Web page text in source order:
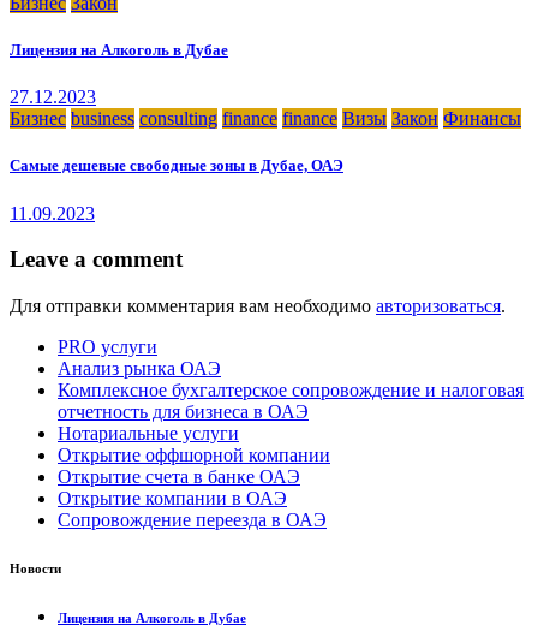
Лицензия на Алкоголь в Дубае
27.12.2023
Бизнес business consulting finance finance Визы Закон Финансы
Самые дешевые свободные зоны в Дубае, ОАЭ
11.09.2023
Leave a comment
Для отправки комментария вам необходимо авторизоваться.
PRO услуги
Анализ рынка ОАЭ
Комплексное бухгалтерское сопровождение и налоговая
отчетность для бизнеса в ОАЭ
Нотариальные услуги
Открытие оффшорной компании
Открытие счета в банке ОАЭ
Открытие компании в ОАЭ
Сопровождение переезда в ОАЭ
Новости
Лицензия на Алкоголь в Дубае